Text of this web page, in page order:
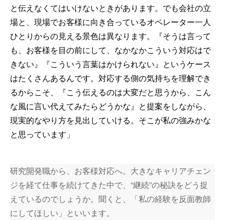
と伝えなくてはいけないときがあります。でも会社の立
場と、現場でお客様に向き合っているオペレーター一人
ひとりからの見える景色は異なります。『そうは言って
も、お客様を目の前にして、なかなかこういう対応はで
きない』『こういう言葉はかけられない』というケース
はたくさんあるんです。対応する側の気持ちを理解でき
るからこそ、『こう伝えるのは大変だと思うから、こん
な風に言い代えてみたらどうかな』と提案をしながら、
現実的なやり方を見出していける。そこが私の強みかな
と思っています」
研究開発職から、お客様対応へ。大きなキャリアチェン
ジを経て仕事を続けてきた中で、“継続”の秘訣をどう捉
えているのでしょうか。聞くと、「私の経験を反面教師
にしてほしい」といいます。